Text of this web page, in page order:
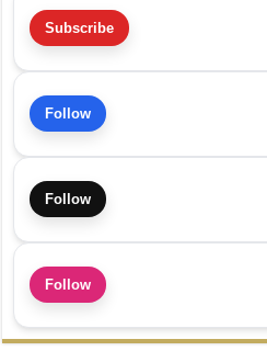
Subscribe
Follow
Follow
Follow